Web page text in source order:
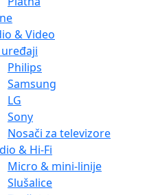
& Video
uređaji
Philips
Samsung
LG
Sony
Nosači za televizore
& Hi-Fi
Micro & mini-linije
Slušalice